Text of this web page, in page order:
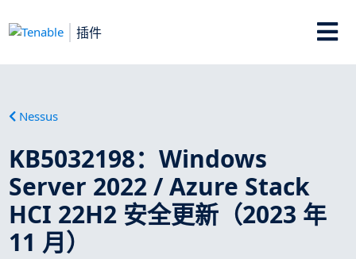
插件
Nessus
KB5032198：Windows
Server 2022 / Azure Stack
HCI 22H2 安全更新（2023 年
11 月）